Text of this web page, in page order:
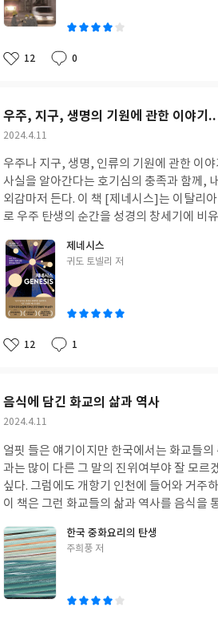
집착과 욕망이 삶을 피폐하게 만들고, 그것
면 죽음은 고통이자 재앙이 될 수밖에 없다
이 심오해질 수록 죽음은 한없이 가벼워질
을 일깨우기 위함이 아니었을까? 책을 읽으
내 죽음이 한없이 가벼워지기를 소원하면서.
의 제안에 고심을 시작한다. 앞길이 불투명
만큼 나이를 먹은 것이다. 현전무의 사내독
에 대한 압박을 시작한다. 조상무가 준비한
지만 실패를 맛보았던, 그래서 집착한 바둑에서 이젠 자유로워진 것이
생이 이제 마지막 한 권을 남겨두고 있다.
인지.. 나의 과거를 읽는 것도 이제 그 끝을 향
좋
12
댓
0
작
우주, 지구, 생명의 기원에 관한 이야기..
작
일
2024.4.11
우주나 지구, 생명, 인류의 기원에 관한 이
사실을 알아간다는 호기심의 충족과 함께,
외감마저 든다. 이 책 [제네시스]는 이탈리
로 우주 탄생의 순간을 성경의 창세기에 비
다. 미시적 수준에서 물질은 우연과 불확실
상태와 가능성으로 부글거리지만, 이러한
커니즘은 마술처럼 규칙성과 지속성, 질서
질서 있고 지속적인 거시적 상태가 생성된
실험을 통해 발견한 입자들로부터 우주의
원에 관한 이야기를 들을 때마다 항상 드는
공의 작은 요동으로부터 시작된 빅뱅의 순
은하의 탄생, 은하내부에서 형성된 행성계
우리가 속해 있는 태양계의 형성에 이르기
실험결과를 읽어가다 내가 미처 알지 못했
우주배경복사는 우주가 평평하다는 증거이
는 반하지만 흥미롭기만 하다. 또한 거의 모
과 알지 못하는 것 사이의 괴리가 크기만 하
한 관측과 실험에 힘을 쏟고 있을 게다. 알면 알수록
주의 기원을 설명하면서 현대물리학의 이
들의 예술작품을 통해 우리의 이해를 돕고
학 이론을 다루고 있지만 한편의 이야기책
내용들도 있지만 전체 내용을 알아가는데
제네시스
글
귀도 토넬리 저
좋
12
댓
1
작
음식에 담긴 화교의 삶과 역사
작
일
2024.4.11
얼핏 들은 얘기이지만 한국에서는 화교들
과는 많이 다른 그 말의 진위여부야 잘 모르
싶다. 그럼에도 개항기 인천에 들어와 거주
이 책은 그런 화교들의 삶과 역사를 음식을
아닌 나라에서 일종의 현지화 된 중국요리
살기 시작하면서 그 나라의 중국거리에는
인천에는 중화요리 음식점이 많이 있었으
의 화상(華商), 화농(華農)이 인천에 들어온
회가 형성되고 번성함에 따라 생겨나기 시
한국 중화요리의 탄생
글
주희풍 저